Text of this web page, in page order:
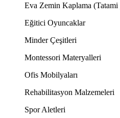
Eva Zemin Kaplama
Eğitici Oyuncaklar
Minder Çeşitleri
Montessori Materyalleri
Ofis Mobilyaları
Rehabilitasyon Malzemeleri
Spor Aletleri